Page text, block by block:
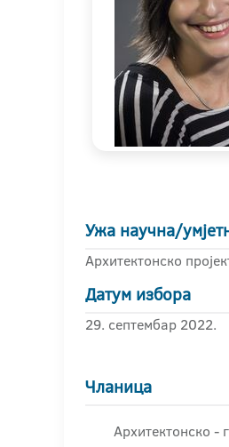
Ужа научна/
Архитектонско
Датум избора
29. септембар 2022.
Чланица
Архитектонско -